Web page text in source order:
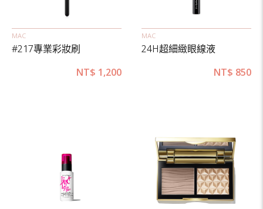
MAC
#217專業彩妝刷
NT$ 1,200
MAC
24H超細緻眼線液
NT$ 850